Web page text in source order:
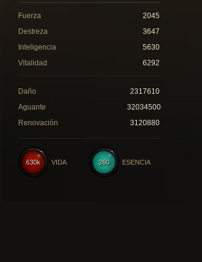
Fuerza
2045
Destreza
3647
Inteligencia
5630
Vitalidad
6292
Daño
2317610
Aguante
32034500
Renovación
3120880
260 ESENCIA
630k VIDA